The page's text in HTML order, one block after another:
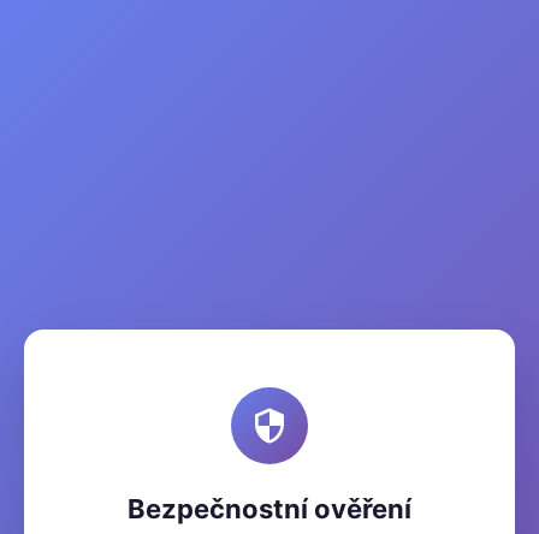
Bezpečnostní ověření